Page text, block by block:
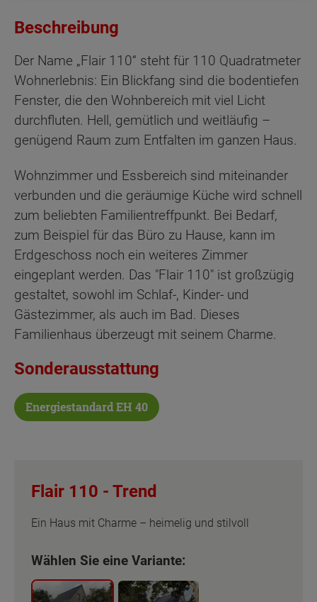
Beschreibung
Der Name „Flair 110“ steht für 110 Quadratmeter
Wohnerlebnis: Ein Blickfang sind die bodentiefen
Fenster, die den Wohnbereich mit viel Licht
durchfluten. Hell, gemütlich und weitläufig –
genügend Raum zum Entfalten im ganzen Haus.
Wohnzimmer und Essbereich sind miteinander
verbunden und die geräumige Küche wird schnell
zum beliebten Familientreffpunkt. Bei Bedarf,
zum Beispiel für das Büro zu Hause, kann im
Erdgeschoss noch ein weiteres Zimmer
eingeplant werden. Das "Flair 110" ist großzügig
gestaltet, sowohl im Schlaf-, Kinder- und
Gästezimmer, als auch im Bad. Dieses
Familienhaus überzeugt mit seinem Charme.
Sonderausstattung
Energiestandard EH 40
Flair 110 - Trend
Ein Haus mit Charme – heimelig und stilvoll
Wählen Sie eine Variante: